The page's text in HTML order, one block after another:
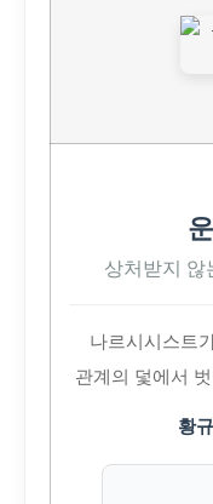
상처받지 않
나르시시스트
관계의 덫에서
황